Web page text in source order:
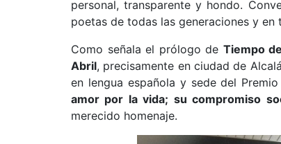
personal, transparente y hondo.
poetas de todas las generaciones y en
Como señala el prólogo de Tiempo
Abril, precisamente en ciudad de
en lengua española y sede del
amor por la vida; su compromiso
merecido homenaje.